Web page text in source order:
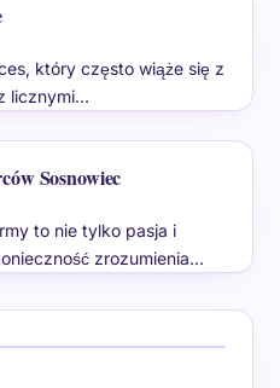
który często wiąże się z
licznymi…
Sosnowiec
to nie tylko pasja i
zrozumienia…